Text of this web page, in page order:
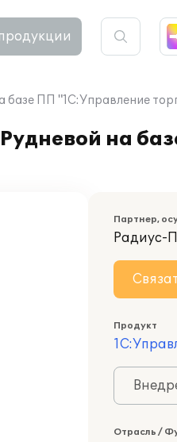
базе ПП "1С:Управление
на
Партнер,
Радиус-
Продукт
Отрасль /